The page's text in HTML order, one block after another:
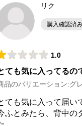
リク
購入確認済
1.0
ても気に入ってるの
品のバリエーション:グ
ても気に入って届い
ふとみたら、背中の
。